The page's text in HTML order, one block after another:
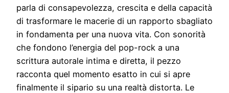
parla di consapevolezza, crescita e della capacità
di trasformare le macerie di un rapporto sbagliato
in fondamenta per una nuova vita. Con sonorità
che fondono l’energia del pop-rock a una
scrittura autorale intima e diretta, il pezzo
racconta quel momento esatto in cui si apre
finalmente il sipario su una realtà distorta. Le